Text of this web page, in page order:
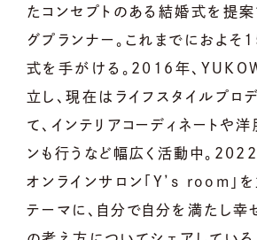
たコンセプトのある結婚式を提案
グプランナー。これまでにおよ
式を手がける。2016年、
立し、現在はライフスタイルプロ
て、インテリアコーディネートや
ンも行うなど幅広く活動中。
オンラインサロン「Y’s room」を
テーマに、自分で自分を満たし幸